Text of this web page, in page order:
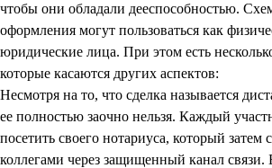
чтобы они обладали дееспособностью.
оформления могут пользоваться как
юридические лица. При этом есть
которые касаются других аспектов:
Несмотря на то, что сделка называется
ее полностью заочно нельзя. Каждый
посетить своего нотариуса, который затем
коллегами через защищенный канал связи.